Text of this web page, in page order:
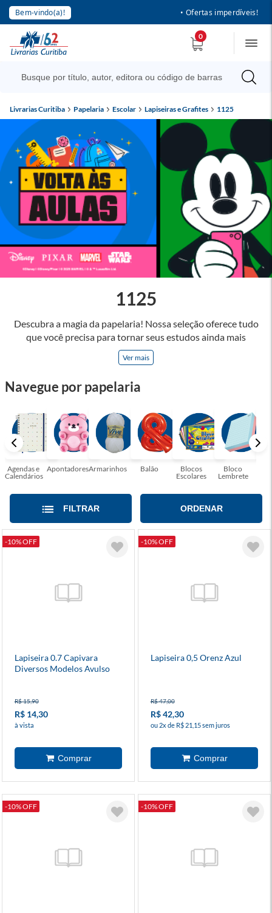
Bem-vindo(a)! • Ofertas imperdíveis!
0
Livrarias Curitiba Papelaria Escolar Lapiseiras e Grafites 1125
Descubra a magia da papelaria! Nossa seleção oferece tudo
que você precisa para tornar seus estudos ainda mais
inspiradores e produtos que tornarão sua rotina profissional
mais eficiente e agradável. Abrace a arte de escrever,
cores, ideias e possibilidades. Tenha certeza, temos a
encantadora! Seja para estudantes em busca do material
perfeito para suas aulas, profissionais que buscam organizar
seus escritórios, temos tudo que você precisa!
Ver mais
1125
Navegue por papelaria
Agendas e
Calendários
ApontadoresArmarinhos Balão
Blocos
Escolares
Bloco
Lembrete
FILTRAR ORDENAR
-10% OFF
Lapiseira 0.7 Capivara
Diversos Modelos Avulso
R$ 15,90
R$ 14,30
à vista
-10% OFF
Lapiseira 0,5 Orenz Azul
R$ 47,00
R$ 42,30
ou 2x de R$ 21,15 sem juros
-10% OFF -10% OFF